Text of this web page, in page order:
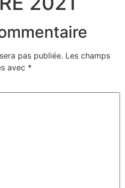
pas publiée. Les champs
avec *